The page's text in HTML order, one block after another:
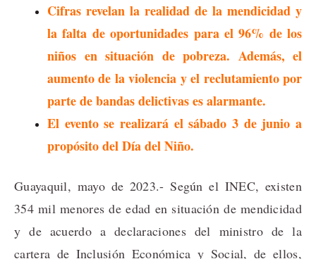
Cifras revelan la realidad de la mendicidad y
la falta de oportunidades para el 96% de los
niños en situación de pobreza. Además, el
aumento de la violencia y el reclutamiento por
parte de bandas delictivas es alarmante.
El evento se realizará el sábado 3 de junio a
propósito del Día del Niño.
Guayaquil, mayo de 2023.- Según el INEC, existen
354 mil menores de edad en situación de mendicidad
y de acuerdo a declaraciones del ministro de la
cartera de Inclusión Económica y Social, de ellos,